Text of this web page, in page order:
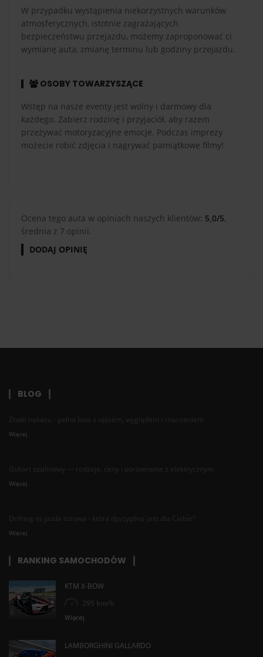
W przypadku wystąpienia niekorzystnych warunków
atmosferycznych, istotnie zagrażających
bezpieczeństwu przejazdu, możemy zaproponować ci
wymianę auta, zmianę terminu lub godziny przejazdu.
OSOBY TOWARZYSZĄCE
Wstęp na nasze eventy jest wolny i darmowy dla
każdego. Zabierz rodzinę i przyjaciół, aby razem
przeżywać motoryzacyjne emocje. Podczas imprezy
możecie robić zdjęcia i nagrywać pamiątkowe filmy!
Ocena tego auta w opiniach naszych klientów: 5,0/5,
średnia z 7 opinii.
DODAJ OPINIĘ
BLOG
Znaki nakazu - pełna lista z opisem, wyglądem i znaczeniem
Więcej
Gokart spalinowy — rodzaje, ceny i porównanie z elektrycznym
Więcej
Drifting vs jazda torowa - która dyscyplina jest dla Ciebie?
Więcej
RANKING SAMOCHODÓW
KTM X-BOW
295 km/h
Więcej
LAMBORGHINI GALLARDO